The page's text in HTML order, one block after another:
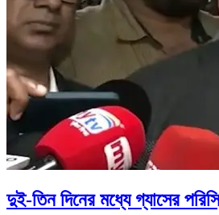
দুই-তিন দিনের মধ্যে গ্যাসের